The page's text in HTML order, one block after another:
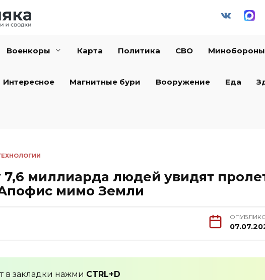
Военкоры Карта Политика СВО Минобороны
Интересное Магнитные бури Вооружение Еда
7,6 миллиарда людей увидят
мимо Земли
в закладки нажми CTRL+D